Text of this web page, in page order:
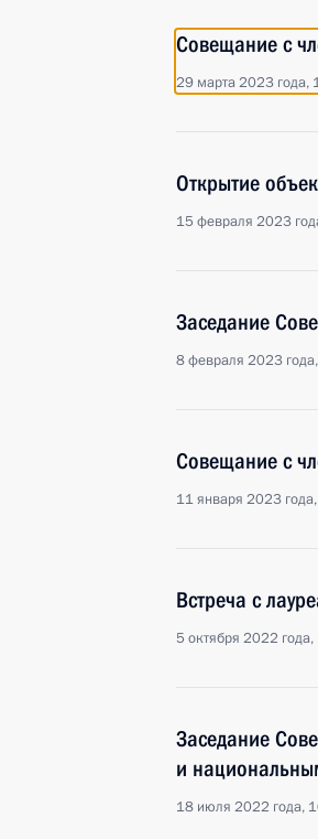
Совещание с
29 марта 2023 года,
Открытие
15 февраля 2023
Заседание
8 февраля 2023
Совещание с
11 января 2023
Встреча с
5 октября 2022
Заседание
и
18 июля 2022 года,